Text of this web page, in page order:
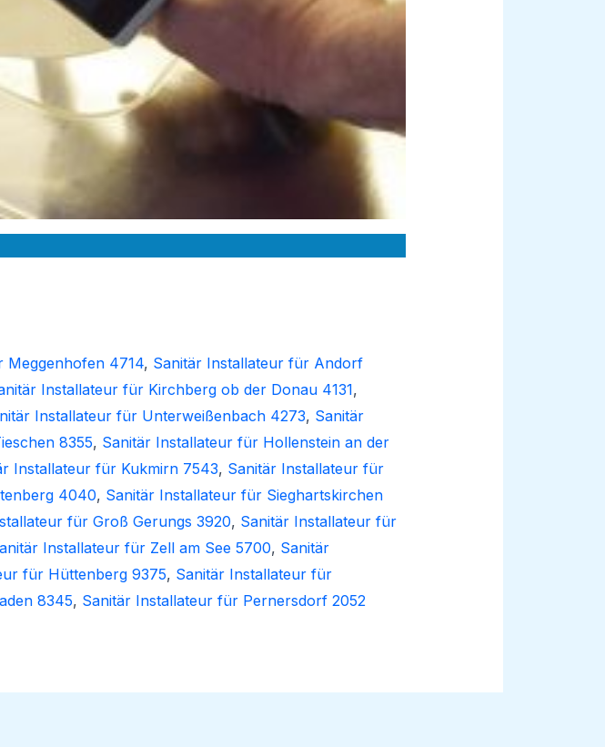
Meggenhofen 4714, Sanitär Installateur für Andorf
Installateur für Kirchberg ob der Donau 4131,
Installateur für Unterweißenbach 4273, Sanitär
8355, Sanitär Installateur für Hollenstein an der
Installateur für Kukmirn 7543, Sanitär Installateur für
4040, Sanitär Installateur für Sieghartskirchen
für Groß Gerungs 3920, Sanitär Installateur für
Installateur für Zell am See 5700, Sanitär
für Hüttenberg 9375, Sanitär Installateur für
8345, Sanitär Installateur für Pernersdorf 2052